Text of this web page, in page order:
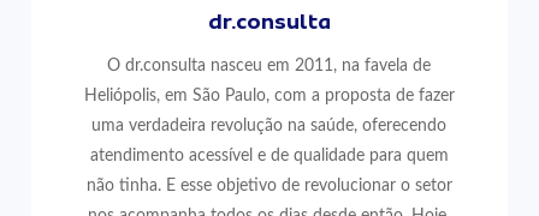
dr.consulta
O dr.consulta nasceu em 2011, na favela de
Heliópolis, em São Paulo, com a proposta de fazer
uma verdadeira revolução na saúde, oferecendo
atendimento acessível e de qualidade para quem
não tinha. E esse objetivo de revolucionar o setor